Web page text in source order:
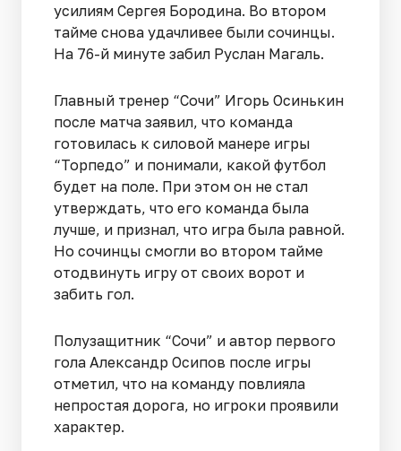
усилиям Сергея Бородина. Во втором
тайме снова удачливее были сочинцы.
На 76-й минуте забил Руслан Магаль.
Главный тренер “Сочи” Игорь Осинькин
после матча заявил, что команда
готовилась к силовой манере игры
“Торпедо” и понимали, какой футбол
будет на поле. При этом он не стал
утверждать, что его команда была
лучше, и признал, что игра была равной.
Но сочинцы смогли во втором тайме
отодвинуть игру от своих ворот и
забить гол.
Полузащитник “Сочи” и автор первого
гола Александр Осипов после игры
отметил, что на команду повлияла
непростая дорога, но игроки проявили
характер.